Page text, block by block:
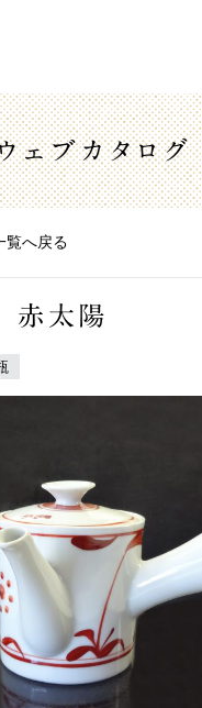
ェブカタログ
覧へ戻る
太陽